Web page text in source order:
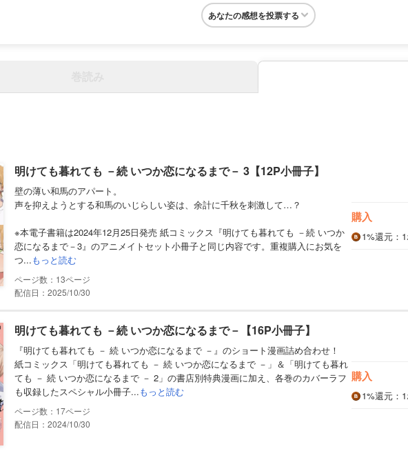
あなたの感想を投票する
明けても暮れても －続 いつか恋になるまで－ 3【12P小冊子】
壁の薄い和馬のアパート。
声を抑えようとする和馬のいじらしい姿は、余計に千秋を刺激して…？
※本電子書籍は2024年12月25日発売 紙コミックス『明けても暮れても －続 いつか
恋になるまで－3』のアニメイトセット小冊子と同じ内容です。重複購入にお気を
つ...もっと読む
13
配信日：2025/10/30
購入
1%還元 ：
明けても暮れても －続 いつか恋になるまで－【16P小冊子】
『明けても暮れても － 続 いつか恋になるまで －』のショート漫画詰め合わせ！
紙コミックス「明けても暮れても － 続 いつか恋になるまで －」＆「明けても暮れ
ても － 続 いつか恋になるまで － 2」の書店別特典漫画に加え、各巻のカバーラフ
も収録したスペシャル小冊子...もっと読む
17
配信日：2024/10/30
購入
1%還元 ：